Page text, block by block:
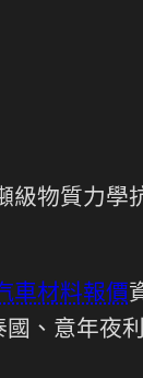
級物質力學
車材料報價
、意年夜